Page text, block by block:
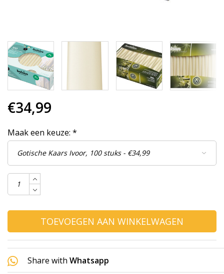
€34,99
Maak een keuze: *
TOEVOEGEN AAN WINKELWAGEN
Share with Whatsapp